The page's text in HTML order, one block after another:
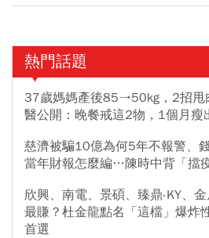
熱門話題
37歲媽媽產後85→50kg，2招甩
醫公開：晚餐戒這2物，1個月瘦
慈濟被騙10億為何5年不報警、
當年財報怎麼編…陳時中背「擋
欣興、南電、景碩、臻鼎-KY、
最賺？杜金龍點名「這檔」爆炸
首選